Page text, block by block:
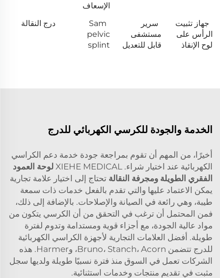
الإسعاف
جهاز تثبيت
الرأس على
لوح الإنقاذ
سرير
مستشفى
قابل للتعديل
Sam
pelvic
splint
درج النقالة
الخدمة والجودة للكرسي الكهربائي للدرج
أخيرًا، من المهم أن تقوم بمراجعة جودة خدمة دعم الكراسي
الكهربائية عند اختيار شراء. XIEHE MEDICAL
لوحة العمود
الفقري الطويلة ومجرفة النقالة تحتاج إلى اختيار علامة تجارية
يمكن الاعتماد عليها والتي تقدم بالفعل خدمات ذات سمعة
طيبة، وهي رائعة في الصيانة والإصلاحات. بالإضافة إلى ذلك،
فمن المحتمل أن ترغب في التحقق من أن الكرسي يتكون من
مواد عالية الجودة، مع أجزاء قوية ومستدامة وتدوم لفترة
طويلة. أفضل العلامات التجارية لأجهزة الكراسي الكهربائية
للدرج تتضمن Bruno، Stanch، Acorn، وHarmer. هذه
الشركات تعمل في السوق منذ فترة نسبيًا طويلة ولديها سجل
مثبت في تقديم منتجات وخدمات استثنائية.